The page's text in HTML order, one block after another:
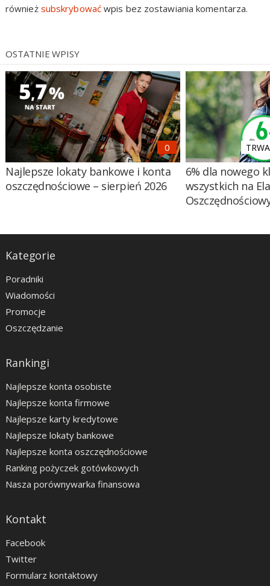
również subskrybowaćwpis bez zostawiania komentarza.
OSTATNIE WPISY
Najlepsze lokaty bankowe i konta
oszczędnościowe – sierpień 2026
6% dla nowego
wszystkich na
Kategorie
Poradniki
Wiadomości
Promocje
Oszczędzanie
Rankingi
Najlepsze konta osobiste
Najlepsze konta firmowe
Najlepsze karty kredytowe
Najlepsze lokaty bankowe
Najlepsze konta oszczędnościowe
Ranking pożyczek gotówkowych
Nasza porównywarka finansowa
Kontakt
Facebook
Twitter
Formularz kontaktowy